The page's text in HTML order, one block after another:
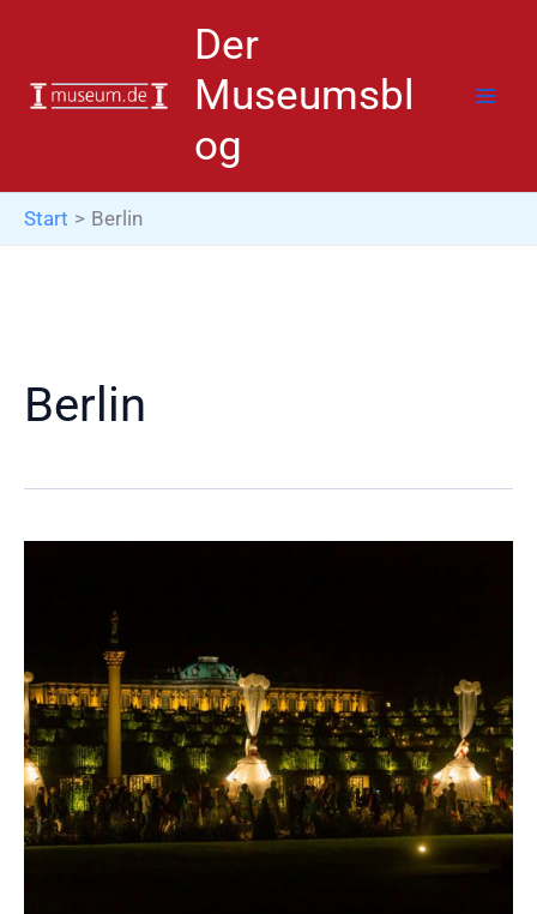
springen
Der
Museumsbl
og
Start Berlin
Berlin